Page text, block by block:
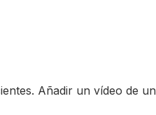
Añadir un vídeo de un